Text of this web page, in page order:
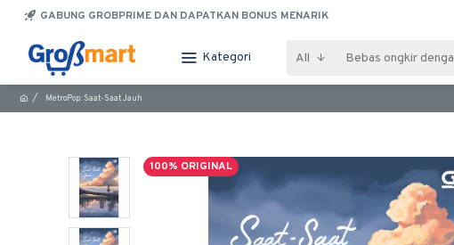
GABUNG GROBPRIME DAN DAPATKAN BONUS MENARIK
Kategori All
MetroPop: Saat-Saat Jauh
100% ORIGINAL